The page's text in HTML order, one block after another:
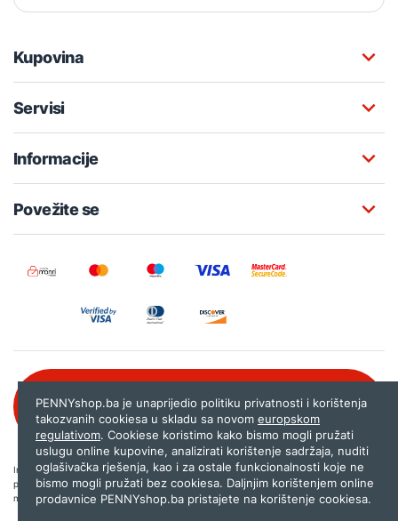
Kupovina
Servisi
Informacije
Povežite se
080 020 261
Internet trgovina PENNYshop.ba nastoji objavljivati samo provjerene i pravilne
podatke. Ako na našoj stranici otkrijete neistinite, odnosno neadekvatne informacije,
molimo vas da nam to javite nashop@pennyplus.com .
PENNYshop.ba je unaprijedio politiku privatnosti i korištenja
takozvanih cookiesa u skladu sa novom europskom
regulativom. Cookiese koristimo kako bismo mogli pružati
uslugu online kupovine, analizirati korištenje sadržaja, nuditi
oglašivačka rješenja, kao i za ostale funkcionalnosti koje ne
bismo mogli pružati bez cookiesa. Daljnjim korištenjem online
prodavnice PENNYshop.ba pristajete na korištenje cookiesa.